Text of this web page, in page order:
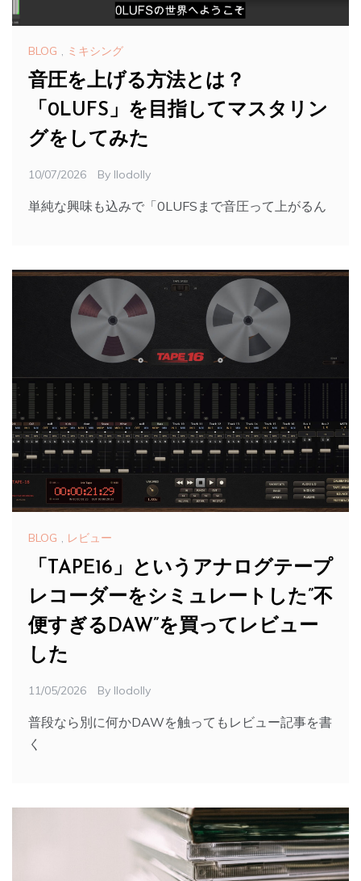
BLOG , ミキシング
音圧を上げる方法とは？
「0LUFS」を目指してマスタリン
グをしてみた
10/07/2026 By Ilodolly
単純な興味も込みで「0LUFSまで音圧って上がるん
BLOG , レビュー
「TAPE16」というアナログテープ
レコーダーをシミュレートした”不
便すぎるDAW”を買ってレビュー
した
11/05/2026 By Ilodolly
普段なら別に何かDAWを触ってもレビュー記事を書
く